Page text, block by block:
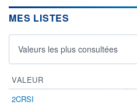
MES LISTES
Valeurs les plus consultées
VALEUR
2CRSI